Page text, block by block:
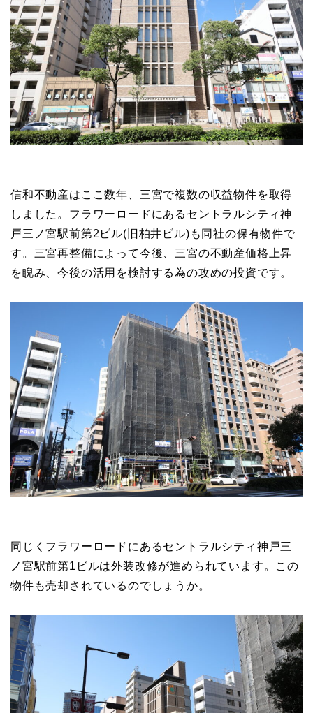
信和不動産はここ数年、三宮で複数の収益物件を取得
しました。フラワーロードにあるセントラルシティ神
戸三ノ宮駅前第2ビル(旧柏井ビル)も同社の保有物件で
す。三宮再整備によって今後、三宮の不動産価格上昇
を睨み、今後の活用を検討する為の攻めの投資です。
同じくフラワーロードにあるセントラルシティ神戸三
ノ宮駅前第1ビルは外装改修が進められています。この
物件も売却されているのでしょうか。